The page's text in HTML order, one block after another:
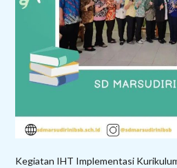
Kegiatan IHT Implementasi